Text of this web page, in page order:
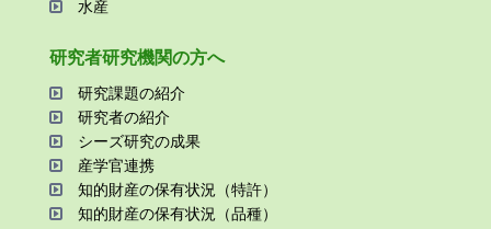
⽔産
研究者研究機関の⽅へ
研究課題の紹介
研究者の紹介
シーズ研究の成果
産学官連携
知的財産の保有状況（特許）
知的財産の保有状況（品種）